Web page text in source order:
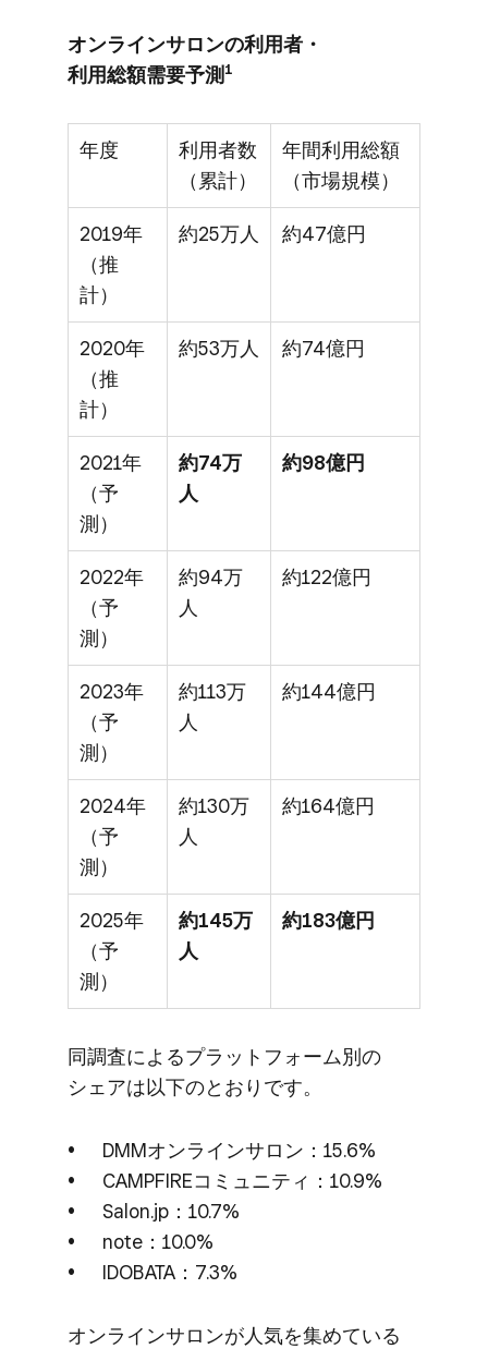
オンラインサロンの​利用者・​
利用総額需要予測 1
年度
利用者数
（累計）
年間利用総額
（市場規模）
2019年
（推
計）
約25万人 約47億円
2020年
（推
計）
約53万人 約74億円
2021年
（予
測）
約74万
人
約98億円
2022年
（予
測）
約94万
人
約122億円
2023年
（予
測）
約113万
人
約144億円
2024年
（予
測）
約130万
人
約164億円
2025年
（予
測）
約145万
人
約183億円
同調査に​よる​プラットフォーム別の​
シェアは​以下の​とおりです。
DMMオンラインサ​ロン：15.6%
CAMPFIREコミュニティ：10.9%
Salon.jp：10.7%
note：10.0%
IDOBATA：7.3%
オンラインサロンが​人気を​集めている​